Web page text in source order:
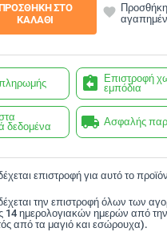
ΣΤΟ
ΚΑΛΆΘΙ
favorite
assignment_return Επιστροφή
εμπόδια
δεδομένα
local_shipping Ασφαλής
επιστροφή για αυτό το
την επιστροφή όλων των
14 ημερολογιακών ημερών από
από τα μαγιό και εσώρουχα).